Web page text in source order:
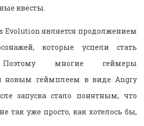
квесты.
Evolution является продолжением
которые успели стать
Поэтому многие геймеры
и новым геймплеем в виде Angry
запуска стало понятным, что
так уже просто, как хотелось бы,